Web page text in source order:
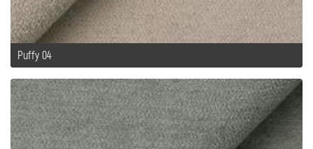
Puffy 04